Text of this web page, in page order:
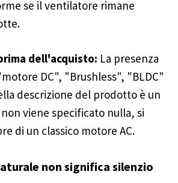
se il ventilatore rimane
dell'acquisto: La presenza
DC", "Brushless", "BLDC"
descrizione del prodotto è un
viene specificato nulla, si
di un classico motore AC.
non significa silenzio